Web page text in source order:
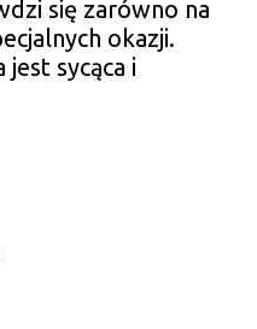
się zarówno na
okazji.
jest sycąca i